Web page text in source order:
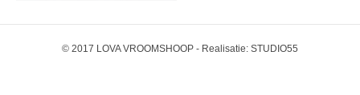
© 2017 LOVA VROOMSHOOP - Realisatie: STUDIO55